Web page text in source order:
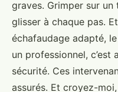
graves. Grimper sur un
glisser à chaque pas.
échafaudage adapté,
un professionnel, c’est
sécurité. Ces
assurés. Et croyez-moi,